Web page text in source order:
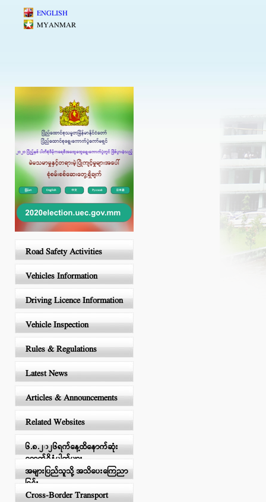
Skip to main content
ENGLISH
MYANMAR
Road Safety Activities
Vehicles Information
Driving Licence Information
Vehicle Inspection
Rules & Regulations
Latest News
Articles & Announcements
Related Websites
၆.၈.၂၀၂၆ရက်နေ့ထိနောက်ဆုံး
ရောက်ရှိနံပါတ်များ
အများပြည်သူသို့ အသိပေးကြေညာ
ခြင်း
Cross-Border Transport